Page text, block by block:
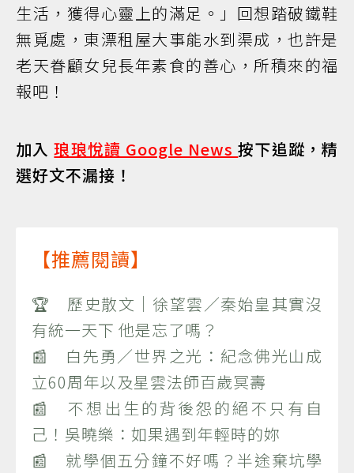
生活，獲得心靈上的滿足。」回想踏破鐵鞋
無覓處，東漂租屋大事能水到渠成，也許是
老天眷顧女兒長年素食的善心，所積來的福
報吧！
加入琅琅悅讀 Google News按下追蹤，精
選好文不漏接！
【推薦閱讀】
🏆 歷史散文｜徐望雲／秦始皇其實沒
有統一天下 他是忘了嗎？
📰 白先勇／世界之光：紀念佛光山成
立60周年以及星雲法師百歲冥壽
📰 不想出生的背後怨的絕不只有自
己！吳曉樂：如果遇到年輕時的妳
📰 就學個五分鐘不好嗎？半途棄坑學